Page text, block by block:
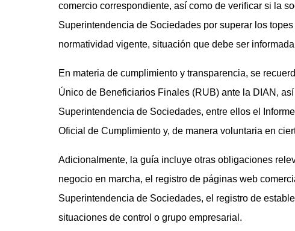
comercio correspondiente, así como de verificar si la
Superintendencia de Sociedades por superar los
normatividad vigente, situación que debe ser
En materia de cumplimiento y transparencia, se
Único de Beneficiarios Finales (RUB) ante la DIAN,
Superintendencia de Sociedades, entre ellos el
Oficial de Cumplimiento y, de manera voluntaria en
Adicionalmente, la guía incluye otras obligaciones
negocio en marcha, el registro de páginas web
Superintendencia de Sociedades, el registro de
situaciones de control o grupo empresarial.